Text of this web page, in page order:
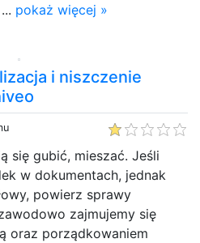
pokaż więcej »
i niszczenie
się gubić, mieszać. Jeśli
w dokumentach, jednak
powierz sprawy
zajmujemy się
oraz porządkowaniem